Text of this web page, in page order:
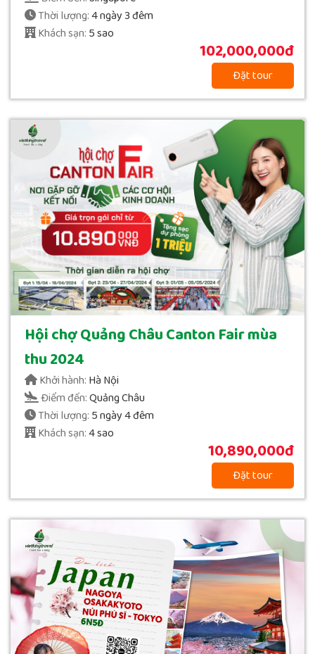
Thời lượng:4 ngày 3 đêm
Khách sạn: 5 sao
102,000,000đ
Đặt tour
Hội chợ Quảng Châu Canton Fair mùa
thu 2024
Khởi hành: Hà Nội
Điểm đến:Quảng Châu
Thời lượng: 5 ngày 4 đêm
Khách sạn:4 sao
10,890,000đ
Đặt tour